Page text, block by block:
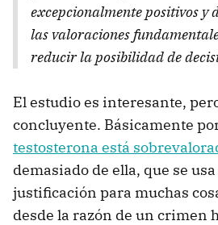
excepcionalmente positivos y
las valoraciones
reducir la posibilidad de
El estudio es interesante,
concluyente. Básicamente
testosterona está
demasiado de ella, que se
justificación para muchas
desde la razón de un crimen